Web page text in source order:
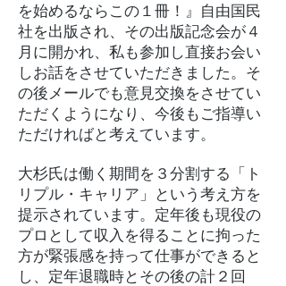
を始めるならこの１冊！』自由国民
社を出版され、その出版記念会が４
月に開かれ、私も参加し直接お会い
しお話をさせていただきました。そ
の後メールでも意見交換をさせてい
ただくようになり、今後もご指導い
ただければと考えています。
大杉氏は働く期間を３分割する「ト
リプル・キャリア」という考え方を
提示されています。定年後も現役の
プロとして収入を得ることに拘った
方が緊張感を持って仕事ができると
し、定年退職時とその後の計２回